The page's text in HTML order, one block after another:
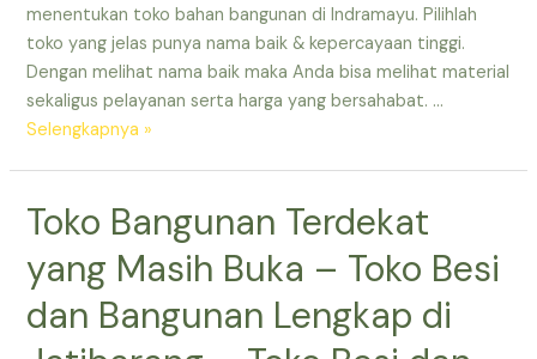
dan
Bangunan
Jatibarang
–
Toko
Indramayu
menentukan toko bahan bangunan di Indramayu. Pilihlah
toko yang jelas punya nama baik & kepercayaan tinggi.
Dengan melihat nama baik maka Anda bisa melihat material
sekaligus pelayanan serta harga yang bersahabat. …
Toko
–
Bangunan
Indramayu
Selengkapnya »
Toko Bangunan Terdekat
yang Masih Buka – Toko Besi
dan Bangunan Lengkap di